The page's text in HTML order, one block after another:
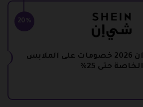
20%
كود خصم شي ان 2026 خصومات على الملابس
الخاصة حتى 25%